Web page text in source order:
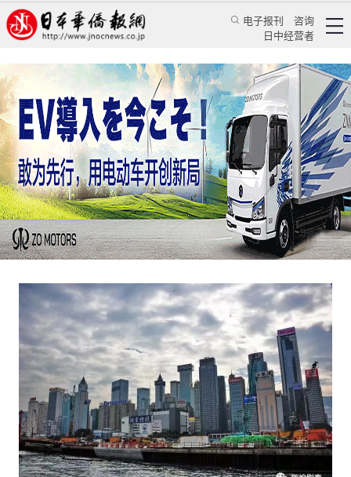
电子报刊
咨询
日中经营者
香港的往事 难忘的岁月
——25年前的香港纪实
杜辉煌 特辑 华文汇萃
日本华侨报 2022/7/4 14:44:26